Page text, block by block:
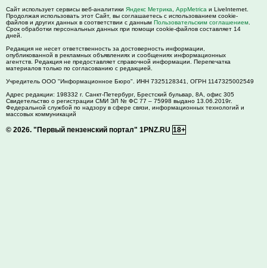
Сайт использует сервисы веб-аналитики Яндекс Метрика AppMetrica и LiveInternet.
Продолжая использовать этот Сайт, вы соглашаетесь с использованием cookie-
файлов и других данных в соответствии с данным Пользовательским соглашением
Срок обработки персональных данных при помощи cookie-файлов составляет 14
дней.
Редакция не несет ответственность за достоверность информации,
опубликованной в рекламных объявлениях и сообщениях информационных
агентств. Редакция не предоставляет справочной информации. Перепечатка
материалов только по согласованию с редакцией.
Учредитель ООО "Информационное Бюро". ИНН 7325128341, ОГРН 1147325002549
Адрес редакции: 198332 г. Санкт-Петербург, Брестский бульвар, 8А, офис 305
Свидетельство о регистрации СМИ ЭЛ № ФС 77 – 75998 выдано 13.06.2019г.
Федеральной службой по надзору в сфере связи, информационных технологий и
массовых коммуникаций
© 2026. "Первый пензенский портал" 1PNZ.RU 18+